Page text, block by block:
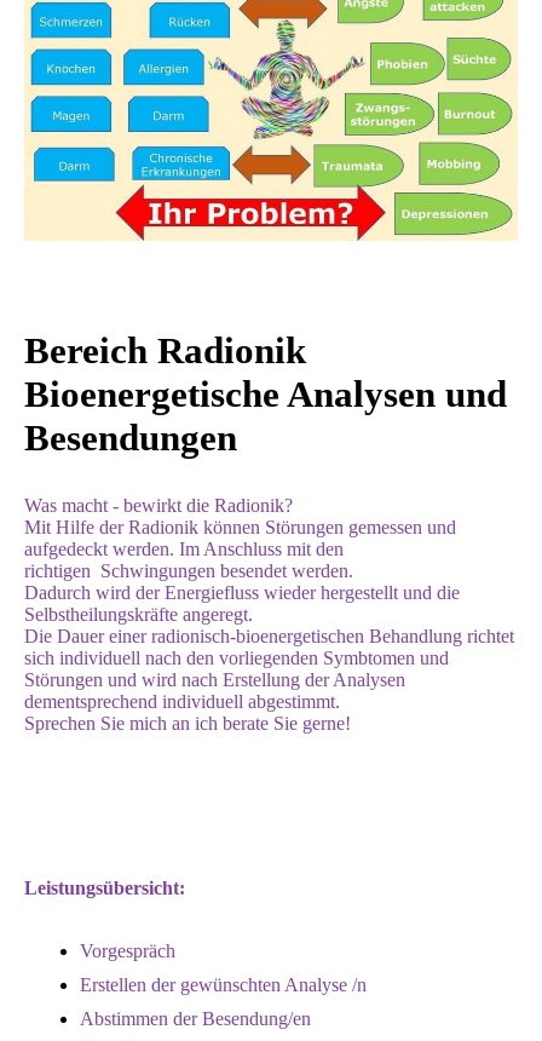
Bereich Radionik
Bioenergetische Analysen und
Besendungen
Was macht - bewirkt die Radionik?
Mit Hilfe der Radionik können Störungen gemessen und
aufgedeckt werden. Im Anschluss mit den
richtigen Schwingungen besendet werden.
Dadurch wird der Energiefluss wieder hergestellt und die
Selbstheilungskräfte angeregt.
Die Dauer einer radionisch-bioenergetischen Behandlung richtet
sich individuell nach den vorliegenden Symbtomen und
Störungen und wird nach Erstellung der Analysen
dementsprechend individuell abgestimmt.
Sprechen Sie mich an ich berate Sie gerne!
Leistungsübersicht:
Vorgespräch
Erstellen der gewünschten Analyse /n
Abstimmen der Besendung/en